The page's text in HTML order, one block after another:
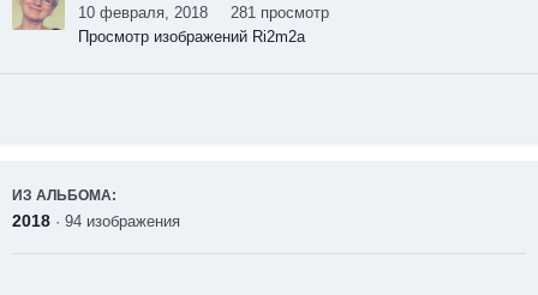
10 февраля, 2018
281 просмотр
Просмотр изображений Ri2m2a
ИЗ АЛЬБОМА:
2018 · 94 изображения